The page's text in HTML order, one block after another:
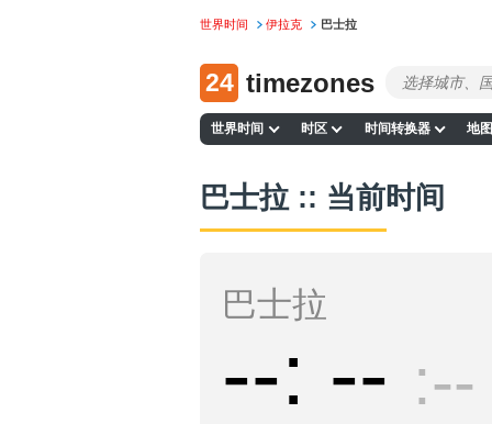
世界时间 伊拉克 巴士拉
24 timezones
世界时间 时区 时间转换器 地图
巴士拉 :: 当前时间
巴士拉
-- -- --